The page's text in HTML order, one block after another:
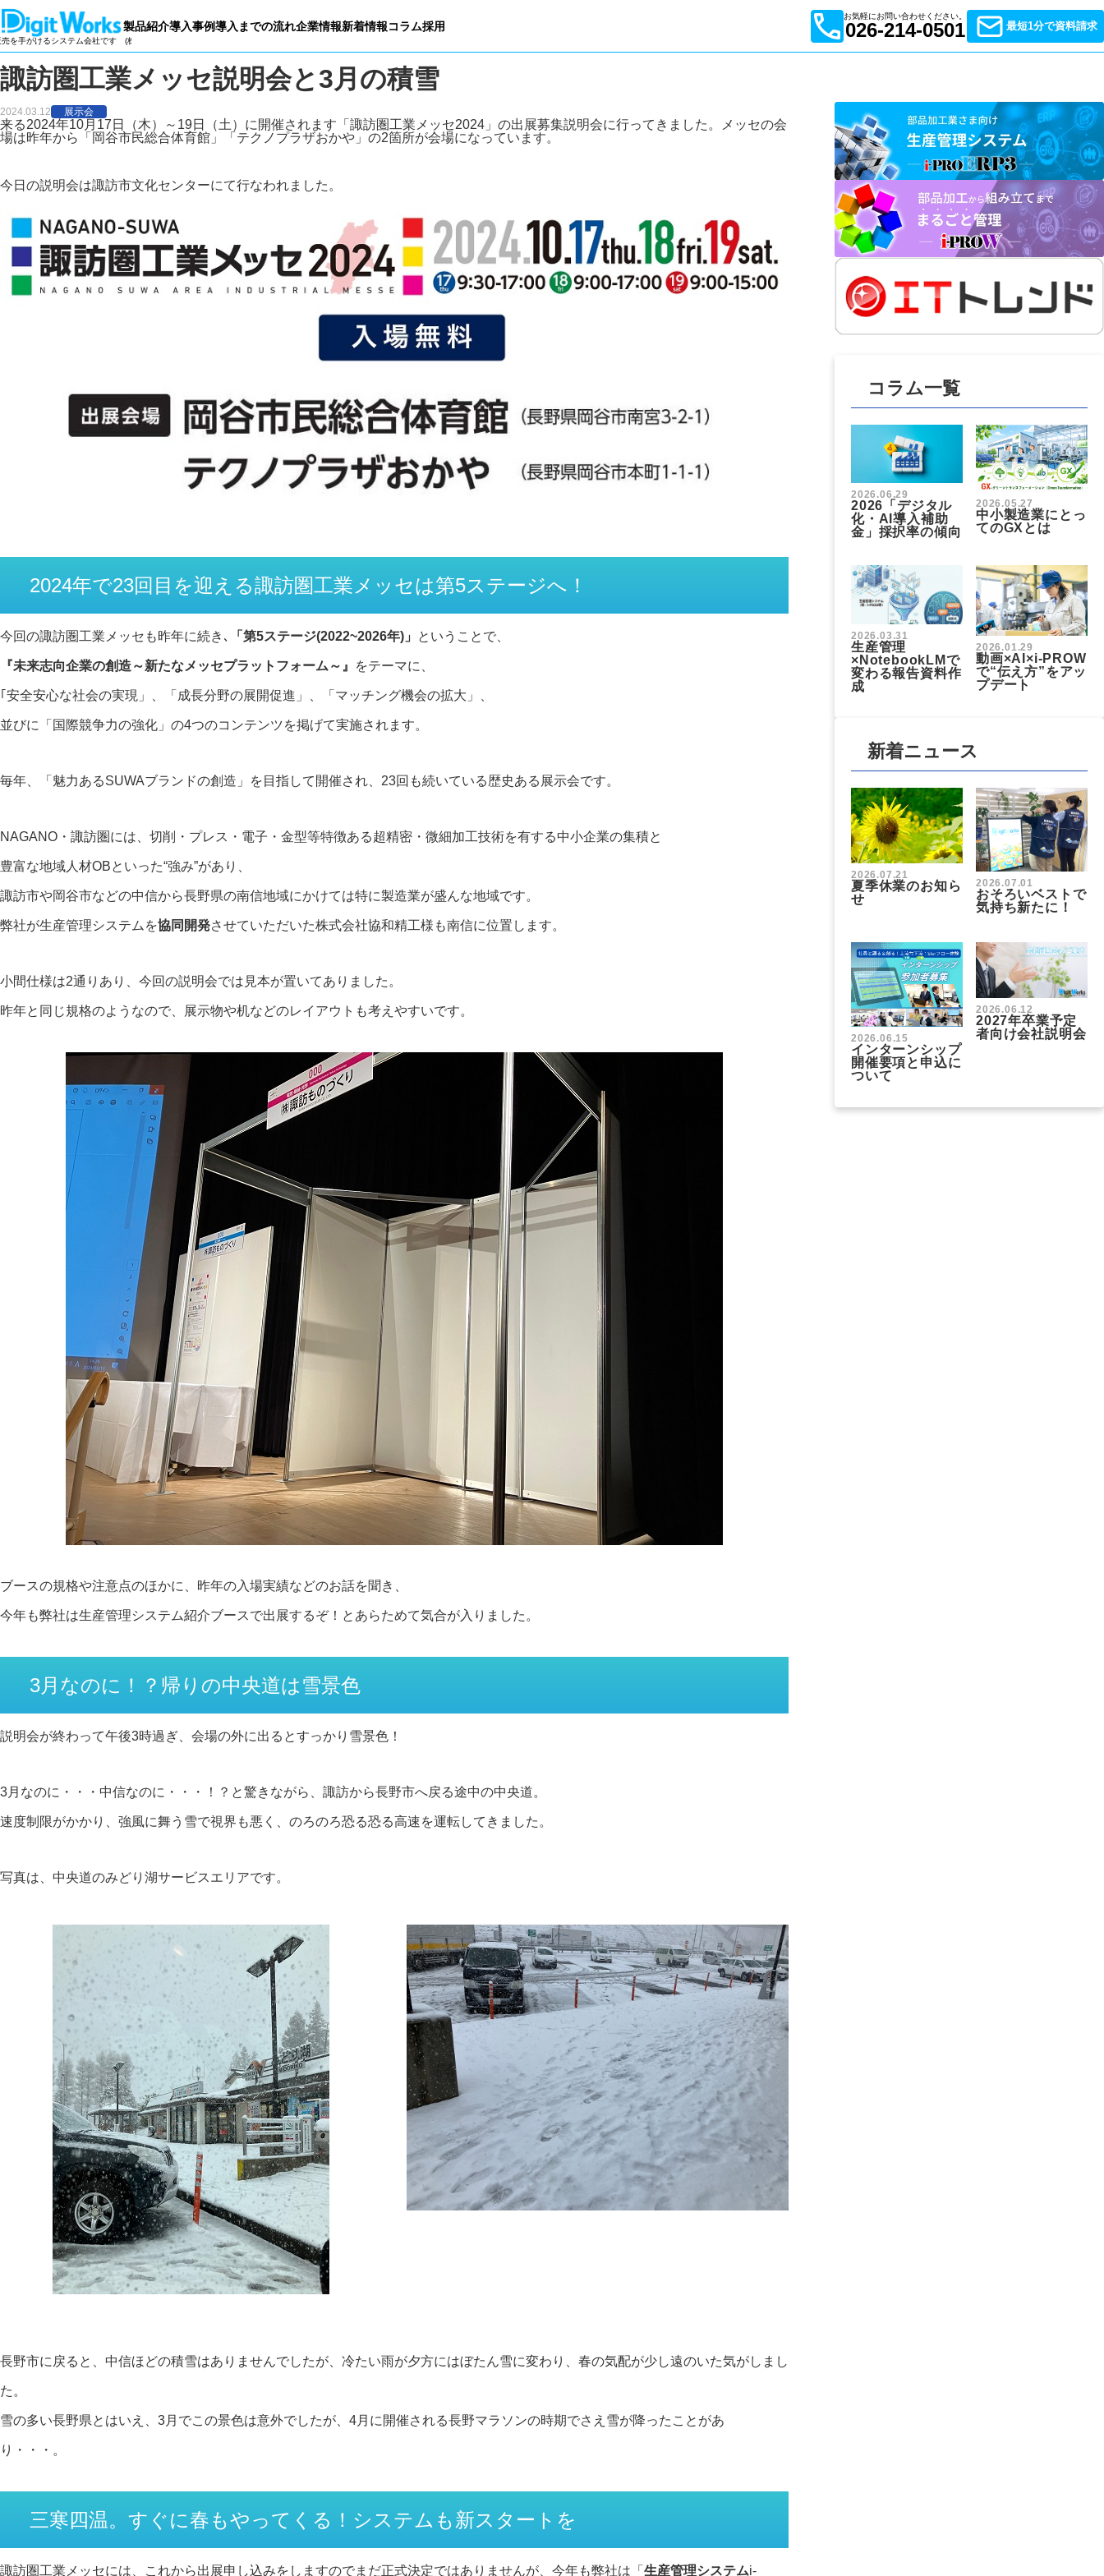
(株)デジットワークスは製造業向け基幹業務パッケージの開発・販売を手がけるシステム会社です
テム会社です
製品紹介導入事例導入までの流れ企業情報新着情報コラム採用
お気軽にお問い合わせください。
026-214-0501 最短1分で資料請求
諏訪圏工業メッセ説明会と3月の積雪
2024.03.12 展示会
来る2024年10月17日（木）～19日（土）に開催されます「 諏訪圏工業メッセ2024 」の出展募集説明会に行ってきました。メッセの会
場は昨年から「岡谷市民総合体育館」「テクノプラザおかや」の2箇所が会場になっています。
今日の説明会は諏訪市文化センターにて行なわれました。
2024年で23回目を迎える諏訪圏工業メッセは第5ステージへ！
今回の諏訪圏工業メッセも昨年に続き､ 「第5ステージ(2022~2026年)」 ということで、
『未来志向企業の創造～新たなメッセプラットフォーム～』 をテーマに、
｢安全安心な社会の実現」、「成長分野の展開促進」、「マッチング機会の拡大」、
並びに「国際競争力の強化」の4つのコンテンツを掲げて実施されます。
毎年、「魅力あるSUWAブランドの創造」を目指して開催され、23回も続いている歴史ある展示会です。
NAGANO・諏訪圏には、切削・プレス・電子・金型等特徴ある超精密・微細加工技術を有する中小企業の集積と
豊富な地域人材OBといった“強み”があり、
諏訪市や岡谷市などの中信から長野県の南信地域にかけては特に製造業が盛んな地域です。
弊社が生産管理システムを協同開発させていただいた株式会社協和精工様も南信に位置します。
小間仕様は2通りあり、今回の説明会では見本が置いてありました。
昨年と同じ規格のようなので、展示物や机などのレイアウトも考えやすいです。
ブースの規格や注意点のほかに、昨年の入場実績などのお話を聞き、
今年も弊社は生産管理システム紹介ブースで出展するぞ！とあらためて気合が入りました。
3月なのに！？帰りの中央道は雪景色
説明会が終わって午後3時過ぎ、会場の外に出るとすっかり雪景色！
3月なのに・・・中信なのに・・・！？と驚きながら、諏訪から長野市へ戻る途中の中央道。
速度制限がかかり、強風に舞う雪で視界も悪く、のろのろ恐る恐る高速を運転してきました。
写真は、中央道のみどり湖サービスエリアです。
長野市に戻ると、中信ほどの積雪はありませんでしたが、冷たい雨が夕方にはぼたん雪に変わり、春の気配が少し遠のいた気がしまし
た。
雪の多い長野県とはいえ、3月でこの景色は意外でしたが、4月に開催される長野マラソンの時期でさえ雪が降ったことがあ
り・・・。
三寒四温。すぐに春もやってくる！システムも新スタートを
諏訪圏工業メッセには、これから出展申し込みをしますのでまだ正式決定ではありませんが、今年も弊社は「 生産管理システムi-
コラム一覧
2026.06.29
2026「デジタル
化・AI導入補助
金」採択率の傾向
2026.05.27
中小製造業にとっ
てのGXとは
2026.03.31
生産管理
×NotebookLMで
変わる報告資料作
成
2026.01.29
動画×AI×i-PROW
で“伝え方”をアッ
プデート
新着ニュース
2026.07.21
夏季休業のお知ら
せ
2026.07.01
おそろいベストで
気持ち新たに！
2026.06.15
インターンシップ
開催要項と申込に
ついて
2026.06.12
2027年卒業予定
者向け会社説明会